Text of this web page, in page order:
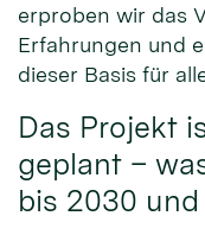
erproben wir das
Erfahrungen und
dieser Basis für
Das Projekt
geplant –
bis 2030